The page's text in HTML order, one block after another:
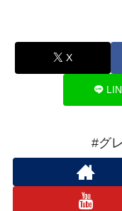
X
#グ